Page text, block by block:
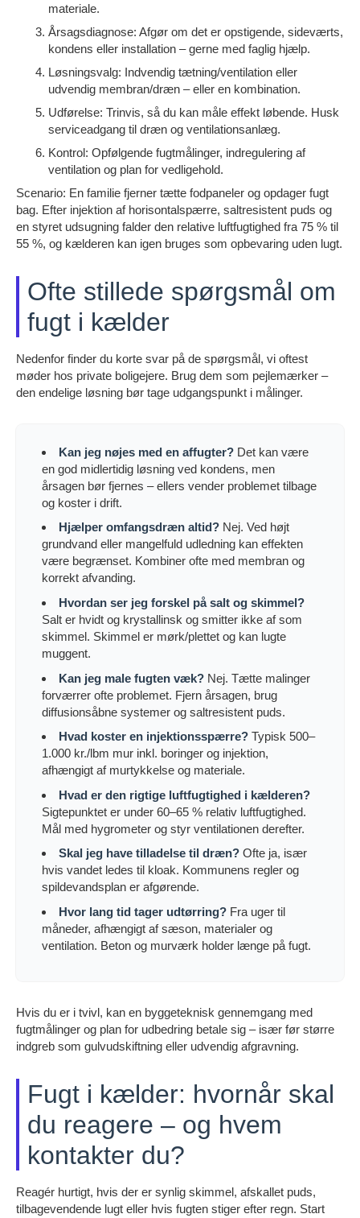
materiale.
Årsagsdiagnose: Afgør om det er opstigende, sideværts,
kondens eller installation – gerne med faglig hjælp.
Løsningsvalg: Indvendig tætning/ventilation eller
udvendig membran/dræn – eller en kombination.
Udførelse: Trinvis, så du kan måle effekt løbende. Husk
serviceadgang til dræn og ventilationsanlæg.
Kontrol: Opfølgende fugtmålinger, indregulering af
ventilation og plan for vedligehold.
Scenario: En familie fjerner tætte fodpaneler og opdager fugt
bag. Efter injektion af horisontalspærre, saltresistent puds og
en styret udsugning falder den relative luftfugtighed fra 75 % til
55 %, og kælderen kan igen bruges som opbevaring uden lugt.
Ofte stillede spørgsmål om
fugt i kælder
Nedenfor finder du korte svar på de spørgsmål, vi oftest
møder hos private boligejere. Brug dem som pejlemærker –
den endelige løsning bør tage udgangspunkt i målinger.
Kan jeg nøjes med en affugter? Det kan være
en god midlertidig løsning ved kondens, men
årsagen bør fjernes – ellers vender problemet tilbage
og koster i drift.
Hjælper omfangsdræn altid? Nej. Ved højt
grundvand eller mangelfuld udledning kan effekten
være begrænset. Kombiner ofte med membran og
korrekt afvanding.
Hvordan ser jeg forskel på salt og skimmel?
Salt er hvidt og krystallinsk og smitter ikke af som
skimmel. Skimmel er mørk/plettet og kan lugte
muggent.
Kan jeg male fugten væk? Nej. Tætte malinger
forværrer ofte problemet. Fjern årsagen, brug
diffusionsåbne systemer og saltresistent puds.
Hvad koster en injektionsspærre? Typisk 500–
1.000 kr./lbm mur inkl. boringer og injektion,
afhængigt af murtykkelse og materiale.
Hvad er den rigtige luftfugtighed i kælderen?
Sigtepunktet er under 60–65 % relativ luftfugtighed.
Mål med hygrometer og styr ventilationen derefter.
Skal jeg have tilladelse til dræn? Ofte ja, især
hvis vandet ledes til kloak. Kommunens regler og
spildevandsplan er afgørende.
Hvor lang tid tager udtørring? Fra uger til
måneder, afhængigt af sæson, materialer og
ventilation. Beton og murværk holder længe på fugt.
Hvis du er i tvivl, kan en byggeteknisk gennemgang med
fugtmålinger og plan for udbedring betale sig – især før større
indgreb som gulvudskiftning eller udvendig afgravning.
Fugt i kælder: hvornår skal
du reagere – og hvem
kontakter du?
Reagér hurtigt, hvis der er synlig skimmel, afskallet puds,
tilbagevendende lugt eller hvis fugten stiger efter regn. Start